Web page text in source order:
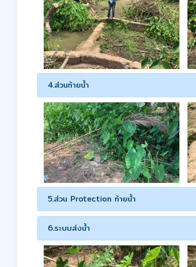
4.ส่วนท้ายน้ำ
5.ส่วน Protection ท้ายน้ำ
6.ระบบส่งน้ำ